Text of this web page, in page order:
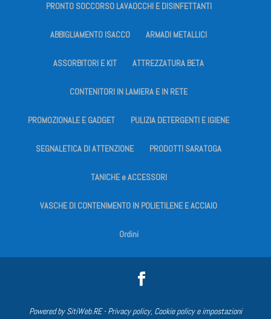
PRONTO SOCCORSO LAVAOCCHI E DISINFETTANTI
ABBIGLIAMENTO ISACCO ARMADI METALLICI
ASSORBITORI E KIT ATTREZZATURA BETA
CONTENITORI IN LAMIERA E IN RETE
PROMOZIONALE E GADGET PULIZIA DETERGENTI E IGIENE
SEGNALETICA DI ATTENZIONE PRODOTTI SARATOGA
TANICHE e ACCESSORI
VASCHE DI CONTENIMENTO IN POLIETILENE E ACCIAIO
Ordini
Powered bySitiWeb.RE-Privacy policy, Cookie policy e impostazioni